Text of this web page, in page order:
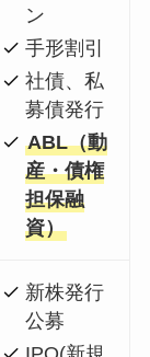
ン
手形割引
社債、私
募債発行
ABL（動
産・債権
担保融
資）
新株発行
公募